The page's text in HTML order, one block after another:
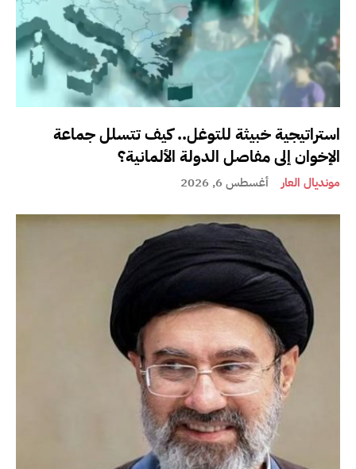
استراتيجية خبيثة للتوغل.. كيف تتسلل جماعة
الإخوان إلى مفاصل الدولة الألمانية؟
مونديال العار أغسطس 6, 2026